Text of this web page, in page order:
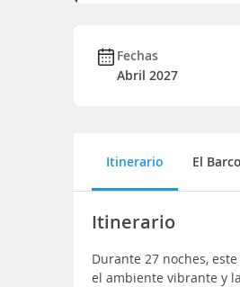
Fechas
Abril 2027
Itinerario El Barco
Itinerario
Durante 27 noches,
el ambiente vibrante y